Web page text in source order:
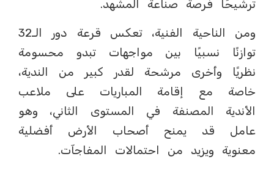
ترشيحًا فرصة صناعة المشهد.
ومن الناحية الفنية، تعكس قرعة دور الـ32
توازنًا نسبيًا بين مواجهات تبدو محسومة
نظريًا وأخرى مرشحة لقدر كبير من الندية،
خاصة مع إقامة المباريات على ملاعب
الأندية المصنفة في المستوى الثاني، وهو
عامل قد يمنح أصحاب الأرض أفضلية
معنوية ويزيد من احتمالات المفاجآت.